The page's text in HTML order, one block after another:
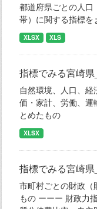
都道府県ごとの人
帯）に関する指標を
XLSX XLS
指標でみる宮崎
自然環境、人口、
価・家計、労働、運
とめたもの
XLSX
指標でみる宮崎
市町村ごとの財政（
もの ーーー 財政力